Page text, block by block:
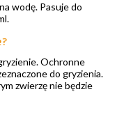
wodę. Pasuje do
Ochronne
do gryzienia.
zwierzę nie będzie